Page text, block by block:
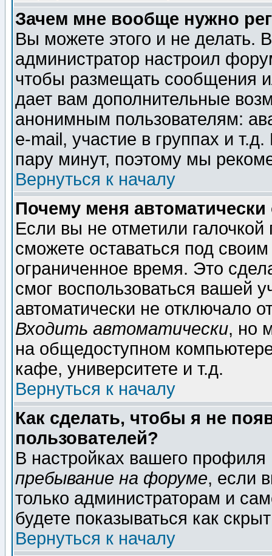
Зачем мне вообще нужно
Вы можете этого и не делать.
администратор настроил
чтобы размещать сообщения
дает вам дополнительные
анонимным пользователям:
e-mail, участие в группах и
пару минут, поэтому мы
Вернуться к началу
Почему меня автоматически
Если вы не отметили галочкой
сможете оставаться под
ограниченное время. Это
смог воспользоваться вашей
автоматически не отключало
Входить автоматически, но
на общедоступном
кафе, университете и т.д.
Вернуться к началу
Как сделать, чтобы я не
пользователей?
В настройках вашего
пребывание на форуме, если
только администраторам и
будете показываться как
Вернуться к началу